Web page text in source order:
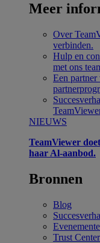
Meer
Over
verbinden.
Hulp en
met ons
Een partner
NIEUWS
TeamViewer
haar Al-aanbod.
Bronnen
Blog
Trust Center